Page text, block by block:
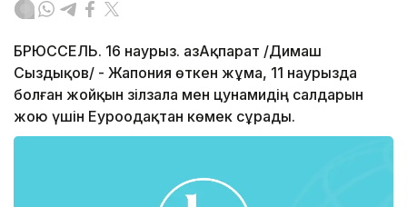
БРЮССЕЛЬ. 16 наурыз. ҚазАқпарат /Димаш
Сыздықов/ - Жапония өткен жұма, 11 наурызда
болған жойқын зілзала мен цунамидің салдарын
жою үшін Еуроодақтан көмек сұрады.